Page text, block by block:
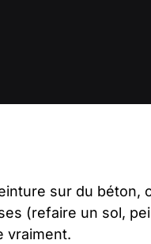
sur du béton,
(refaire un sol,
vraiment.